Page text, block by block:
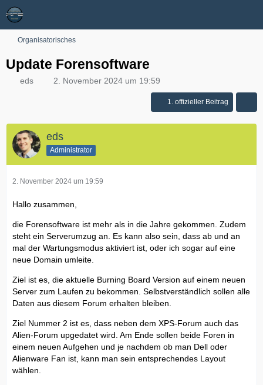
Organisatorisches
Update Forensoftware
eds 2. November 2024 um 19:59
1. offizieller Beitrag
eds
Administrator
2. November 2024 um 19:59
Hallo zusammen,
die Forensoftware ist mehr als in die Jahre gekommen. Zudem
steht ein Serverumzug an. Es kann also sein, dass ab und an
mal der Wartungsmodus aktiviert ist, oder ich sogar auf eine
neue Domain umleite.
Ziel ist es, die aktuelle Burning Board Version auf einem neuen
Server zum Laufen zu bekommen. Selbstverständlich sollen alle
Daten aus diesem Forum erhalten bleiben.
Ziel Nummer 2 ist es, dass neben dem XPS-Forum auch das
Alien-Forum upgedatet wird. Am Ende sollen beide Foren in
einem neuen Aufgehen und je nachdem ob man Dell oder
Alienware Fan ist, kann man sein entsprechendes Layout
wählen.